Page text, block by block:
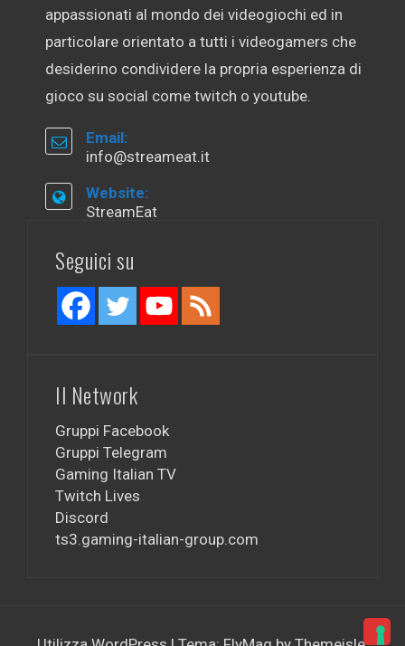
appassionati al mondo dei videogiochi ed in
particolare orientato a tutti i videogamers che
desiderino condividere la propria esperienza di
gioco su social come twitch o youtube.
Email:
info@streameat.it
Website:
StreamEat
Seguici su
Il Network
Gruppi Facebook
Gruppi Telegram
Gaming Italian TV
Twitch Lives
Discord
ts3.gaming-italian-group.com